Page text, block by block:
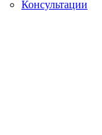
Консультации